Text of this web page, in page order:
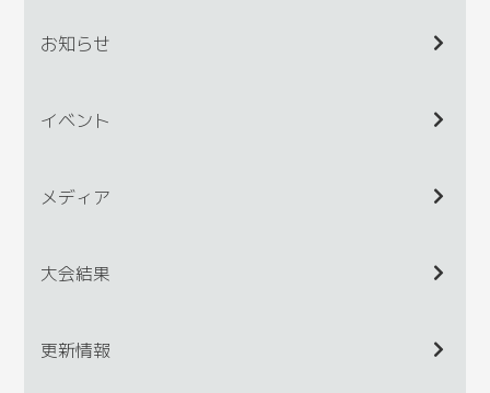
お知らせ
イベント
メディア
大会結果
更新情報